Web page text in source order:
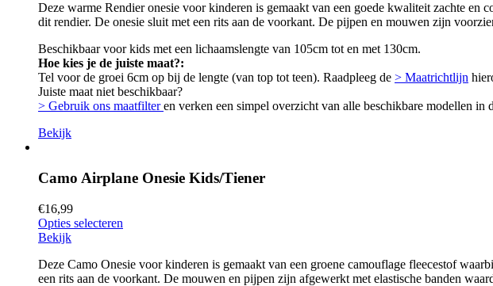
Deze warme Rendier onesie voor kinderen is gemaakt van een goede kwaliteit zachte en
dit rendier. De onesie sluit met een rits aan de voorkant. De pijpen en mouwen zijn
Beschikbaar voor kids met een lichaamslengte van 105cm tot en met 130cm.
Hoe kies je de juiste maat?:
Tel voor de groei 6cm op bij de lengte (van top tot teen). Raadpleeg de > Maatrichtlijn
Juiste maat niet beschikbaar?
> Gebruik ons maatfilteren verken een simpel overzicht van alle beschikbare modellen
Bekijk
Camo Airplane Onesie Kids/Tiener
€16,99
Opties selecteren
Bekijk
Deze Camo Onesie voor kinderen is gemaakt van een groene camouflage fleecestof
een rits aan de voorkant. De mouwen en pijpen zijn afgewerkt met elastische banden